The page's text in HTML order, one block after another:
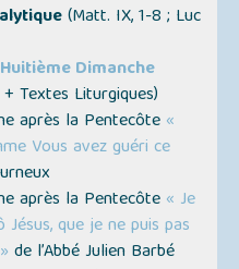
(Matt. IX, 1-8 ; Luc
Dimanche
Textes Liturgiques)
après la Pentecôte «
Vous avez guéri ce
après la Pentecôte « Je
que je ne puis pas
de l’Abbé Julien Barbé